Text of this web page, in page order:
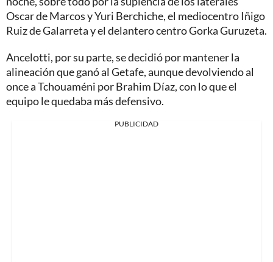
Oscar de Marcos y Yuri Berchiche, el mediocentro Iñigo
Ruiz de Galarreta y el delantero centro Gorka Guruzeta.
Ancelotti, por su parte, se decidió por mantener la
alineación que ganó al Getafe, aunque devolviendo al
once a Tchouaméni por Brahim Díaz, con lo que el
equipo le quedaba más defensivo.
PUBLICIDAD